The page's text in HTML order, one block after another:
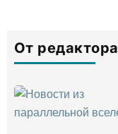
От редактора